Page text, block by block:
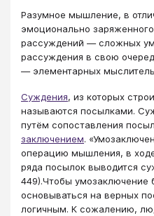
Разумное мышление, в
эмоционально
рассуждений — сложных
рассуждения в свою
— элементарных
Суждения, из которых
называются посылками.
путём сопоставления
заключением.
операцию мышления, в
ряда посылок выводится
449).Чтобы
основываться на верных
логичным. К сожалению,